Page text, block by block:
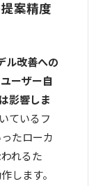
案精度
ル改善への
ーザー自
影響しま
ているフ
たローカ
れるた
します。